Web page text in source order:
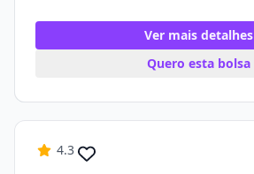
Ver mais detalhes
Quero esta bolsa
4.3